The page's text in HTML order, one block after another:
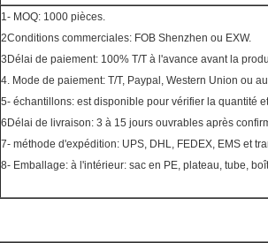
1- MOQ: 1000 pièces.
2Conditions commerciales: FOB Shenzhen ou EXW.
3Délai de paiement: 100% T/T à l'avance avant la
4. Mode de paiement: T/T, Paypal, Western Union ou
5- échantillons: est disponible pour vérifier la quantité
6Délai de livraison: 3 à 15 jours ouvrables après
7- méthode d'expédition: UPS, DHL, FEDEX, EMS et
8- Emballage: à l'intérieur: sac en PE, plateau, tube,